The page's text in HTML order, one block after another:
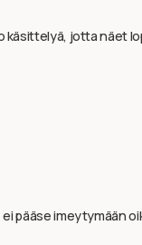
käsittelyä, jotta näet
pääse imeytymään